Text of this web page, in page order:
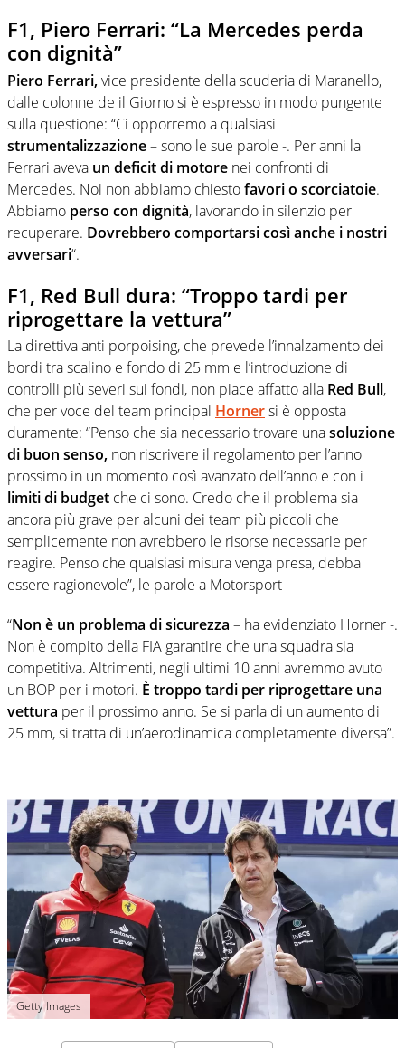
F1, Piero Ferrari: “La Mercedes perda
con dignità”
Piero Ferrari,vice presidente della scuderia di Maranello,
dalle colonne de il Giorno si è espresso in modo pungente
sulla questione: “Ci opporremo a qualsiasi
strumentalizzazione– sono le sue parole -. Per anni la
Ferrari aveva un deficit di motore nei confronti di
Mercedes. Noi non abbiamo chiestofavori o scorciatoie.
Abbiamo perso con dignità, lavorando in silenzio per
recuperare. Dovrebbero comportarsi così anche i nostri
avversari“.
F1, Red Bull dura: “Troppo tardi per
riprogettare la vettura”
La direttiva anti porpoising, che prevede l’innalzamento dei
bordi tra scalino e fondo di 25 mm e l’introduzione di
controlli più severi sui fondi, non piace affatto alla Red Bull,
che per voce del team principal Hornersi è opposta
duramente: “Penso che sia necessario trovare unasoluzione
di buon senso, non riscrivere il regolamento per l’anno
prossimo in un momento così avanzato dell’anno e con i
limiti di budget che ci sono. Credo che il problema sia
ancora più grave per alcuni dei team più piccoli che
semplicemente non avrebbero le risorse necessarie per
reagire. Penso che qualsiasi misura venga presa, debba
essere ragionevole”, le parole a Motorsport
“Non è un problema di sicurezza – ha evidenziato Horner -.
Non è compito della FIA garantire che una squadra sia
competitiva. Altrimenti, negli ultimi 10 anni avremmo avuto
un BOP per i motori. È troppo tardi per riprogettare una
vettura per il prossimo anno. Se si parla di un aumento di
25 mm, si tratta di un’aerodinamica completamente diversa”.
Getty Images